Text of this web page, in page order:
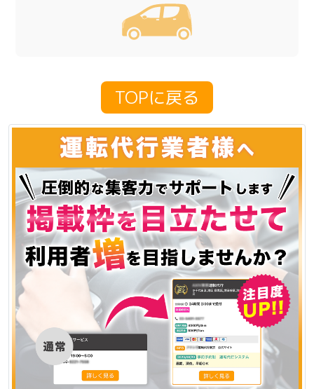
TOPに戻る